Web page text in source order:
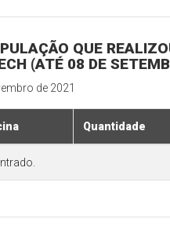
QUE
(ATÉ 08 DE
de 2021
Quantidade